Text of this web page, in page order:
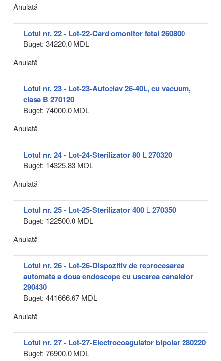
Anulată
Lotul nr. 22 - Lot-22-Cardiomonitor fetal 260800
Buget: 34220.0 MDL
Anulată
Lotul nr. 23 - Lot-23-Autoclav 26-40L, cu vacuum,
clasa B 270120
Buget: 74000.0 MDL
Anulată
Lotul nr. 24 - Lot-24-Sterilizator 80 L 270320
Buget: 14325.83 MDL
Anulată
Lotul nr. 25 - Lot-25-Sterilizator 400 L 270350
Buget: 122500.0 MDL
Anulată
Lotul nr. 26 - Lot-26-Dispozitiv de reprocesarea
automata a doua endoscope cu uscarea canalelor
290430
Buget: 441666.67 MDL
Anulată
Lotul nr. 27 - Lot-27-Electrocoagulator bipolar 280220
Buget: 76900.0 MDL